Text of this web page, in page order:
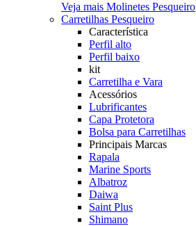
Veja mais Molinetes Pesqueiro
Carretilhas Pesqueiro
Característica
Perfil alto
Perfil baixo
kit
Carretilha e Vara
Acessórios
Lubrificantes
Capa Protetora
Bolsa para Carretilhas
Principais Marcas
Rapala
Marine Sports
Albatroz
Daiwa
Saint Plus
Shimano